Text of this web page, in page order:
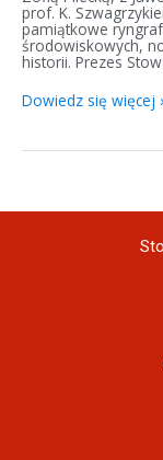
prof. K.
pamiątkowe
środowiskowych,
historii. Prezes
Dowiedz się więcej